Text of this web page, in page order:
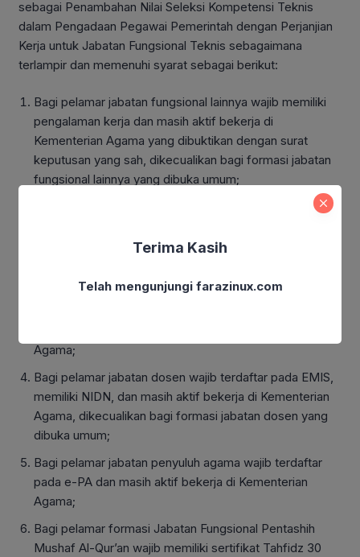
sebagai Penambahan Nilai Seleksi Kompetensi Teknis
dalam Pengadaan Pegawai Pemerintah dengan Perjanjian
Kerja untuk Jabatan Fungsional Teknis sebagaimana
terlampir dan memenuhi syarat sebagai berikut:
Bagi pelamar jabatan fungsional lainnya wajib memiliki
pengalaman kerja dan masih aktif bekerja di
Kementerian Agama yang dibuktikan dengan surat
keputusan yang sah, dikecualikan bagi formasi jabatan
fungsional lainnya yang dibuka umum;
Agama yang dibuktikan dengan Kartu Identitas PTK;
wajib terdaftar pada pangkalan data (database)
Agama;
Bagi pelamar jabatan dosen wajib terdaftar pada EMIS,
memiliki NIDN, dan masih aktif bekerja di Kementerian
Agama, dikecualikan bagi formasi jabatan dosen yang
dibuka umum;
Bagi pelamar jabatan penyuluh agama wajib terdaftar
pada e-PA dan masih aktif bekerja di Kementerian
Agama;
Bagi pelamar formasi Jabatan Fungsional Pentashih
Mushaf Al-Qur’an wajib memiliki sertifikat Tahfidz 30
Terima Kasih
Telah mengunjungi farazinux.com